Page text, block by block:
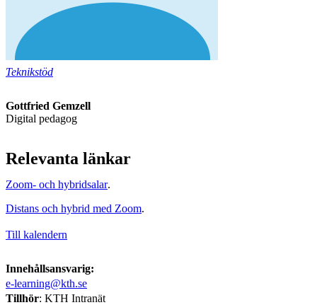
Teknikstöd
Gottfried Gemzell
Digital pedagog
Relevanta länkar
Zoom- och hybridsalar.
Distans och hybrid med Zoom.
Till kalendern
Innehållsansvarig:
e-learning@kth.se
Tillhör: KTH Intranät